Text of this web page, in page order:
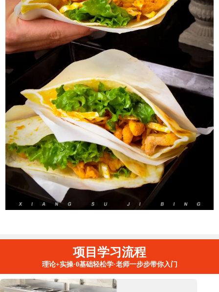
项目学习流程
理论+实操·0基础轻松学·老师一步步带你入门